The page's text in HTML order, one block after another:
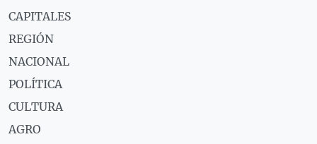
CAPITALES
REGIÓN
NACIONAL
POLÍTICA
CULTURA
AGRO